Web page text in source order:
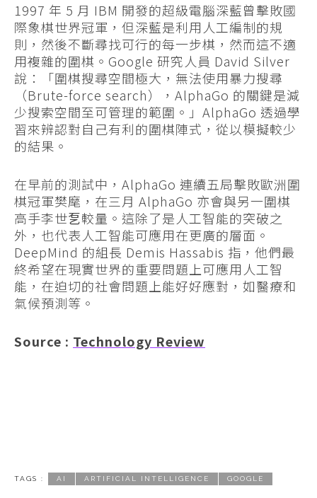
1997 年 5 月 IBM 開發的超級電腦深藍曾擊敗國
際象棋世界冠軍，但深藍是利用人工編制的規
則，然後不斷尋找可行的每一步棋，然而這不適
用複雜的圍棋。Google 研究人員 David Silver
說：「圍棋搜尋空間極大，無法使用暴力搜尋
（Brute-force search），AlphaGo 的關鍵是減
少搜索空間至可管理的範圍。」AlphaGo 透過學
習來辨認對自己有利的圍棋陣式，從以模擬較少
的結果。
在早前的測試中，AlphaGo 連續五局擊敗歐洲圍
棋冠軍樊麾，在三月 AlphaGo 亦會與另一圍棋
高手李世乭較量。這除了是人工智能的突破之
外，也代表人工智能可應用在更廣的層面。
DeepMind 的組長 Demis Hassabis 指，他們最
終希望在現實世界的重要問題上可應用人工智
能，在迫切的社會問題上能好好應對，如醫療和
氣候預測等。
Source : Technology Review
TAGS : AI ARTIFICIAL INTELLIGENCE GOOGLE